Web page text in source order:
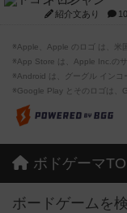
紹介文あり
※Apple、Apple のロゴ は、米
※App Store は、Apple Inc.のサ
※Android は、グーグル インコ
※Google Play とそのロゴは、
ボドゲーマ
ボードゲームを